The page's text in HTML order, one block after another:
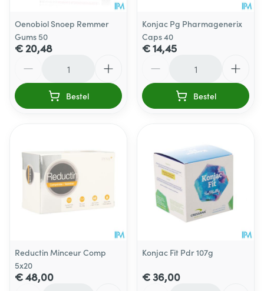
Oenobiol Snoep Remmer
Gums 50
€ 20,48
Bestel
Konjac Pg Pharmagenerix
Caps 40
€ 14,45
Bestel
Reductin Minceur Comp
5x20
€ 48,00
Konjac Fit Pdr 107g
€ 36,00